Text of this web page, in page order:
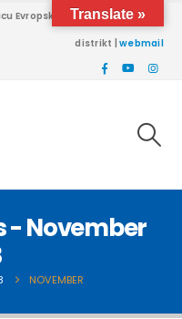
Evropskog univerziteta Brčko
distrikt |webmail
- November
NOVEMBER
Translate »